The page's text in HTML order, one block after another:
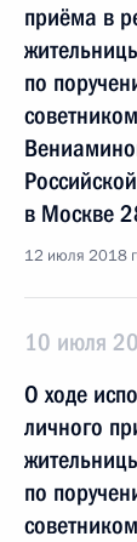
приёма в
по
в Москве
12 июля 2018
10 июля
О ходе
личного
по